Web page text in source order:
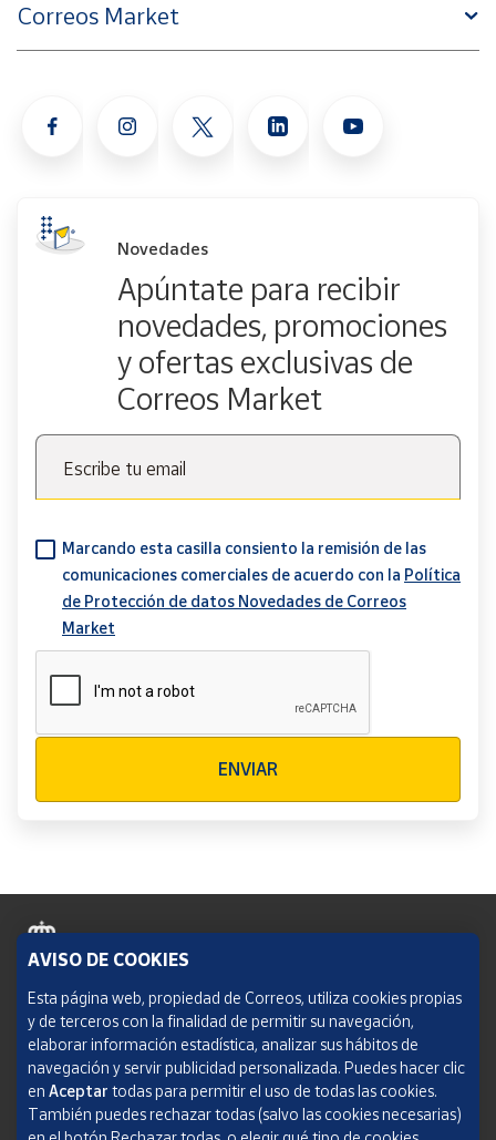
Correos Market
Novedades
Apúntate para recibir
novedades, promociones
y ofertas exclusivas de
Correos Market
Escribe tu email
Marcando esta casilla consiento la remisión de las
comunicaciones comerciales de acuerdo con la Política
de Protección de datos Novedades de Correos
Market
ENVIAR
Política de cookies
Aviso legal
Condiciones del servicio
Política de Privacidad Web
AVISO DE COOKIES
Esta página web, propiedad de Correos, utiliza cookies propias
y de terceros con la finalidad de permitir su navegación,
elaborar información estadística, analizar sus hábitos de
navegación y servir publicidad personalizada. Puedes hacer clic
en Aceptar todas para permitir el uso de todas las cookies.
También puedes rechazar todas (salvo las cookies necesarias)